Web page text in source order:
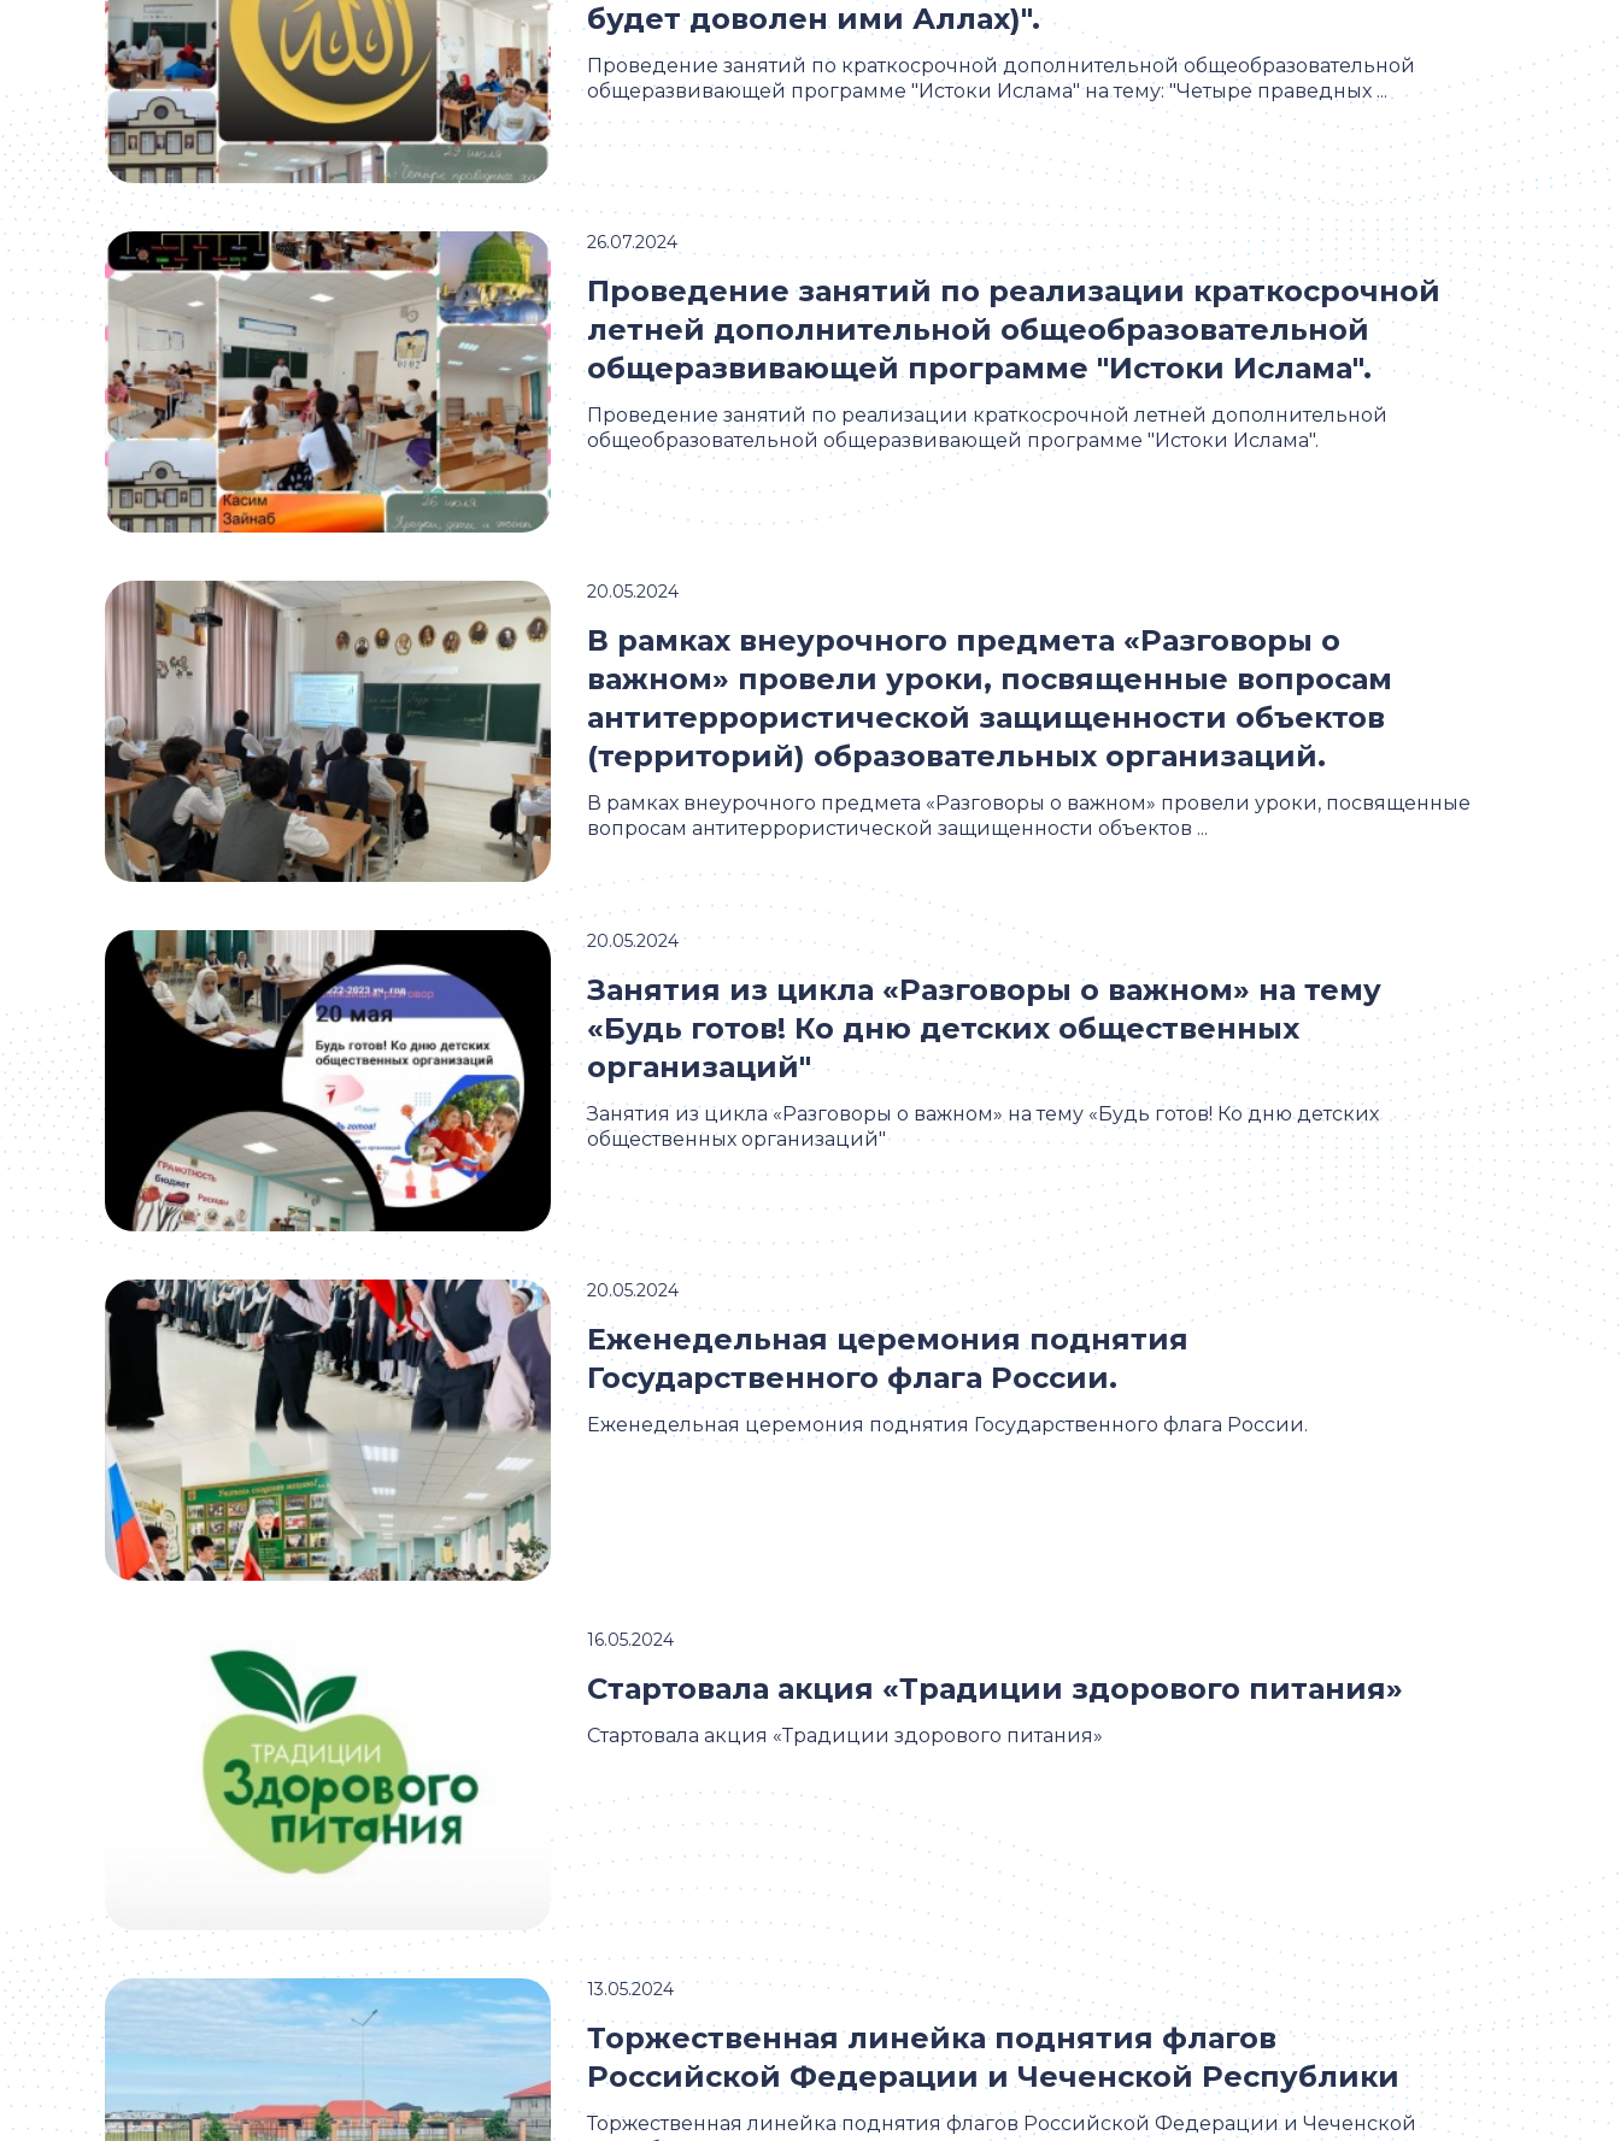
Проведение занятий по краткосрочной дополнительной общеобразовательной
общеразвивающей программе "Истоки Ислама" на тему: "Четыре праведных ...
будет доволен ими Аллах)".
Проведение занятий по реализации краткосрочной летней дополнительной
общеобразовательной общеразвивающей программе "Истоки Ислама".
Проведение занятий по реализации краткосрочной
летней дополнительной общеобразовательной
общеразвивающей программе "Истоки Ислама".
26.07.2024
В рамках внеурочного предмета «Разговоры о важном» провели уроки, посвященные
вопросам антитеррористической защищенности объектов ...
В рамках внеурочного предмета «Разговоры о
важном» провели уроки, посвященные вопросам
антитеррористической защищенности объектов
(территорий) образовательных организаций.
20.05.2024
Занятия из цикла «Разговоры о важном» на тему «Будь готов! Ко дню детских
общественных организаций"
Занятия из цикла «Разговоры о важном» на тему
«Будь готов! Ко дню детских общественных
организаций"
20.05.2024
Еженедельная церемония поднятия Государственного флага России.
Еженедельная церемония поднятия
Государственного флага России.
20.05.2024
Стартовала акция «Традиции здорового питания»
Стартовала акция «Традиции здорового питания»
16.05.2024
Торжественная линейка поднятия флагов Российской Федерации и Чеченской
Торжественная линейка поднятия флагов
Российской Федерации и Чеченской Республики
13.05.2024